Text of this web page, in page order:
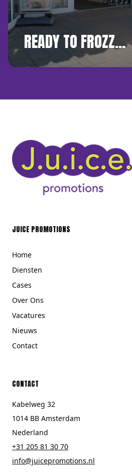
READY TO FROZZ…
JUICE PROMOTIONS
Home
Diensten
Cases
Over Ons
Vacatures
Nieuws
Contact
CONTACT
Kabelweg 32
1014 BB Amsterdam
Nederland
+31 205 81 30 70
info@juicepromotions.nl